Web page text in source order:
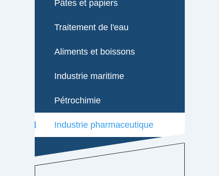
Pâtes et papiers
Traitement de l'eau
Aliments et boissons
Industrie maritime
Pétrochimie
Industrie pharmaceutique